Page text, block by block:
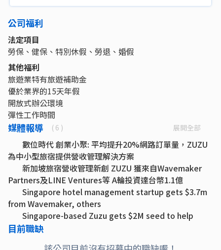
公司福利
法定項目
勞保、健保、特別休假、勞退、婚假
其他福利
旅遊業特有旅遊補助金
優於業界的15天年假
開放式辦公環境
彈性工作時間
媒體報導 ( 6 ) 展開全部
數位時代 創業小聚: 平均提升20%網路訂單量，ZUZU
為中小型旅宿提供營收管理解決方案
新加坡旅宿營收管理新創 ZUZU 獲來自Wavemaker
Partners及LINE Ventures等 A輪投資達台幣1.1億
Singapore hotel management startup gets $3.7m
from Wavemaker, others
Singapore-based Zuzu gets $2M seed to help
small hotels compete with big chains
目前職缺